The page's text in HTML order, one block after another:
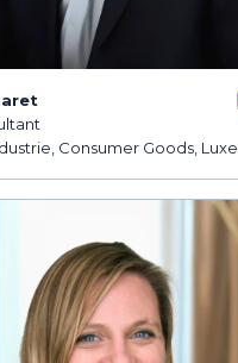
Consumer Goods, Luxe